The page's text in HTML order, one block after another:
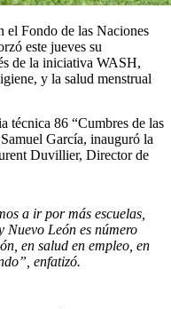
el Fondo de las Naciones
este jueves su
de la iniciativa WASH,
y la salud menstrual
técnica 86 “Cumbres de las
García, inauguró la
Duvillier, Director de
a ir por más escuelas,
Nuevo León es número
en salud en empleo, en
enfatizó.